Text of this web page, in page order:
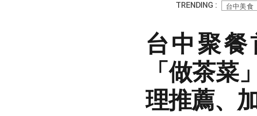
TRENDING : 台中美食
台中聚
「做茶
理推薦、